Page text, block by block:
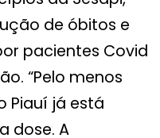
de óbitos e
pacientes Covid
“Pelo menos
Piauí já está
dose. A